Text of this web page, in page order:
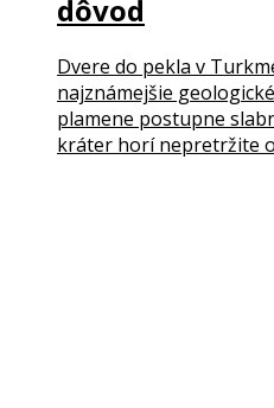
dôvod
Dvere do pekla v
najznámejšie
plamene postupne
kráter horí nepretržite